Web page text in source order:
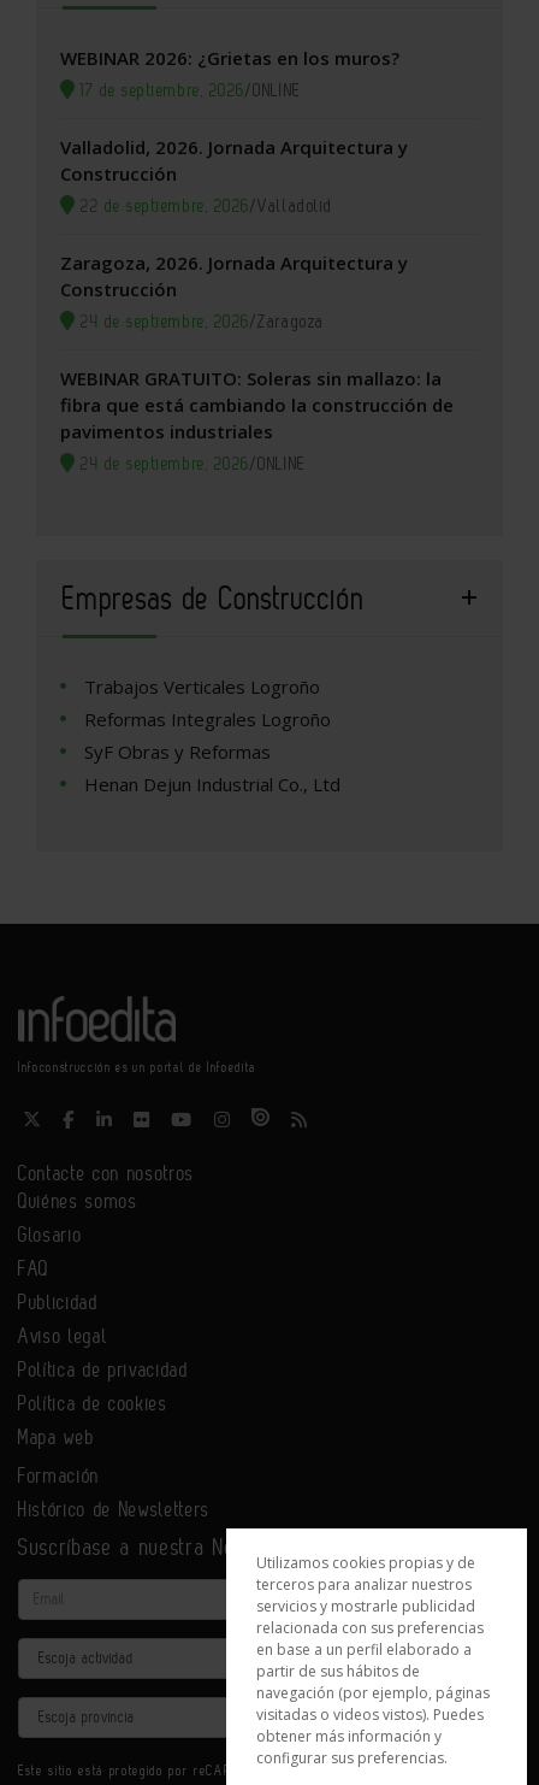
WEBINAR 2026: ¿Grietas en los muros?
17 de septiembre, 2026/ONLINE
Valladolid, 2026. Jornada Arquitectura y
Construcción
22 de septiembre, 2026/Valladolid
Zaragoza, 2026. Jornada Arquitectura y
Construcción
24 de septiembre, 2026/Zaragoza
WEBINAR GRATUITO: Soleras sin mallazo: la
fibra que está cambiando la construcción de
pavimentos industriales
24 de septiembre, 2026/ONLINE
Empresas de Construcción
Trabajos Verticales Logroño
Reformas Integrales Logroño
SyF Obras y Reformas
Henan Dejun Industrial Co., Ltd
Infoconstrucción es un portal de Infoedita
Contacte con nosotros
Quiénes somos
Glosario
FAQ
Publicidad
Aviso legal
Política de privacidad
Política de cookies
Mapa web
Formación
Histórico de Newsletters
Suscríbase a nuestra Newsletter
Email
Actividad
Provincia
Este sitio está protegido por reCAPTCHA y se aplican la
Utilizamos cookies propias y de
terceros para analizar nuestros
servicios y mostrarle publicidad
relacionada con sus preferencias
en base a un perfil elaborado a
partir de sus hábitos de
navegación (por ejemplo, páginas
visitadas o videos vistos). Puedes
obtener más información y
configurar sus preferencias.